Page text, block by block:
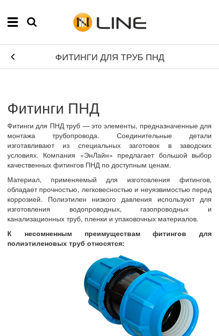
ФИТИНГИ ДЛЯ ТРУБ ПНД
Фитинги ПНД
Фитинги для ПНД труб — это элементы, предназначенные для
монтажа трубопровода. Соединительные детали
изготавливают из специальных заготовок в заводских
условиях. Компания «ЭнЛайн» предлагает большой выбор
качественных фитингов ПНД по доступным ценам.
Материал, применяемый для изготовления фитингов,
обладает прочностью, легковесностью и неуязвимостью перед
коррозией. Полиэтилен низкого давления используют для
изготовления водопроводных, газопроводных и
канализационных труб, пленки и упаковочных материалов.
К несомненным преимуществам фитингов для
полиэтиленовых труб относятся: